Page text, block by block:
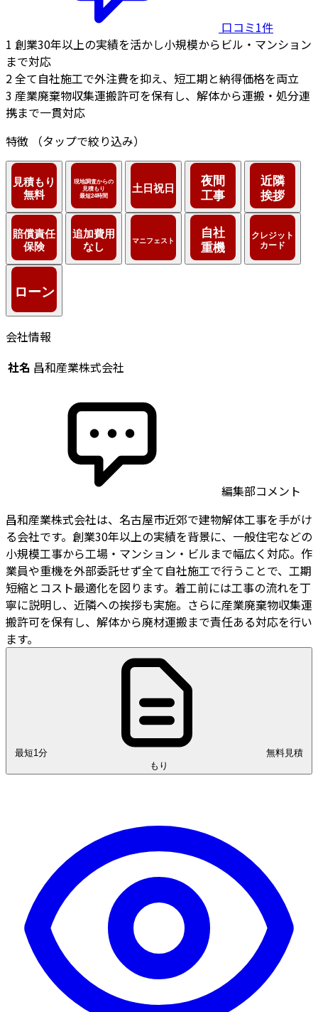
口コミ1件
1 創業30年以上の実績を活かし小規模からビル・マンション
まで対応
2全て自社施工で外注費を抑え、短工期と納得価格を両立
3 産業廃棄物収集運搬許可を保有し、解体から運搬・処分連
携まで一貫対応
特徴
（タップで絞り込み）
会社情報
社名 昌和産業株式会社
編集部コメント
昌和産業株式会社は、名古屋市近郊で建物解体工事を手がけ
る会社です。創業30年以上の実績を背景に、一般住宅などの
小規模工事から工場・マンション・ビルまで幅広く対応。作
業員や重機を外部委託せず全て自社施工で行うことで、工期
短縮とコスト最適化を図ります。着工前には工事の流れを丁
寧に説明し、近隣への挨拶も実施。さらに産業廃棄物収集運
搬許可を保有し、解体から廃材運搬まで責任ある対応を行い
ます。
最短1分
もり